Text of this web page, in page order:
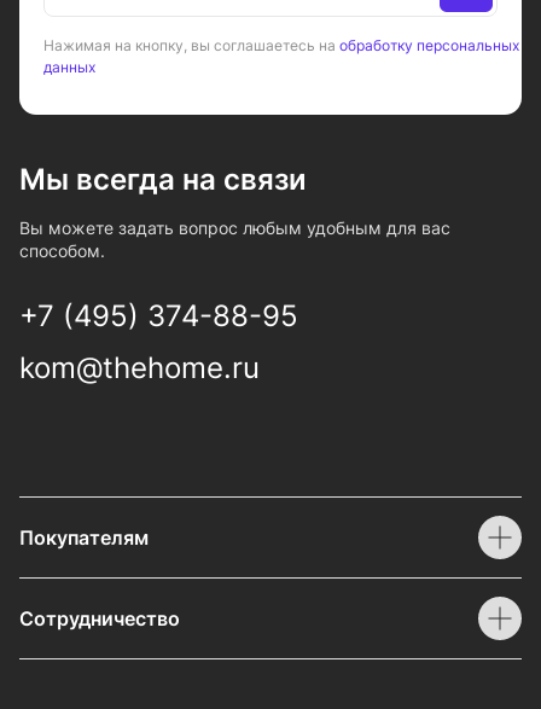
Нажимая на кнопку, вы соглашаетесь на обработку персональных
данных
Мы всегда на связи
Вы можете задать вопрос любым удобным для вас
способом.
+7 (495) 374-88-95
kom@thehome.ru
Покупателям
Сотрудничество